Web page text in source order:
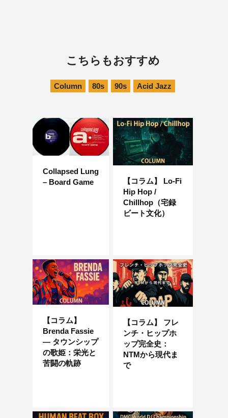
こちらもおすすめ
Column 80s 90s Acid Jazz
Collapsed Lung
– Board Game
【コラム】 Lo-Fi
Hip Hop /
Chillhop（宅録
ビート文化）
【コラム】
Brenda Fassie
— タウンシップ
の歌姫：栄光と
苦闘の軌跡
【コラム】 フレ
ンチ・ヒップホ
ップ完全史：
NTMから現代ま
で